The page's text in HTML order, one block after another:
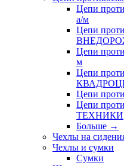
Цепи
а/м
Цепи
Цепи
м
Цепи
Цепи
Цепи
ТЕХНИКИ
Больше →
Чехлы на
Чехлы и сумки
Сумки